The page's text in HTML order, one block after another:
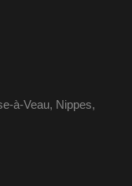
à-Veau, Nippes,